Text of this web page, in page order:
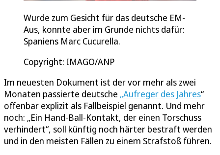
Wurde zum Gesicht für das deutsche EM-
Aus, konnte aber im Grunde nichts dafür:
Spaniens Marc Cucurella.
Copyright: IMAGO/ANP
Im neuesten Dokument ist der vor mehr als zwei
Monaten passierte deutsche „Aufreger des Jahres“
offenbar explizit als Fallbeispiel genannt. Und mehr
noch: „Ein Hand-Ball-Kontakt, der einen Torschuss
verhindert“, soll künftig noch härter bestraft werden
und in den meisten Fällen zu einem Strafstoß führen.